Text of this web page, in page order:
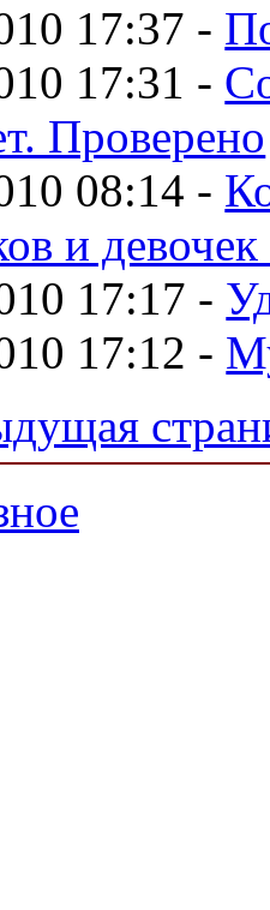
17:37 -
17:31 -
Проверено
08:14 -
и
17:17 -
17:12 -